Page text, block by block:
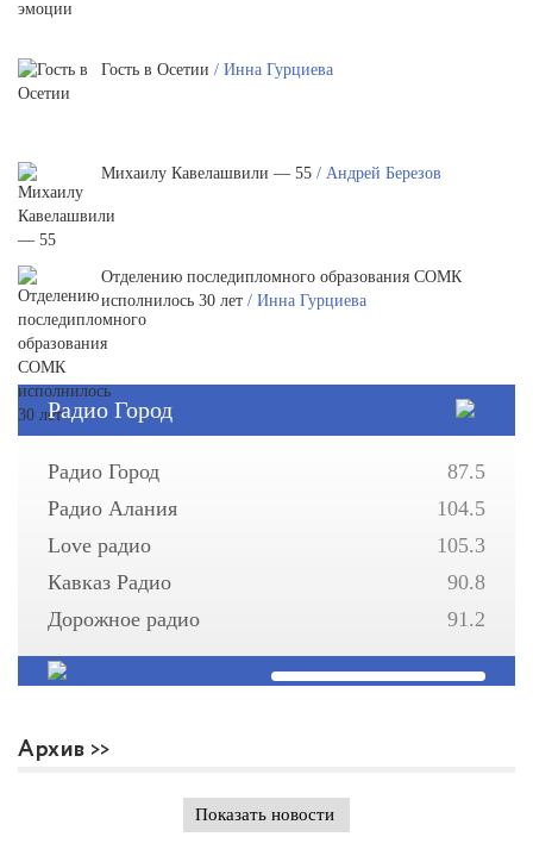
Гость в Осетии / Инна Гурциева
Михаилу Кавелашвили — 55 / Андрей Березов
Отделению последипломного образования СОМК
исполнилось 30 лет / Инна Гурциева
Радио Город
Радио Город
87.5
Радио Алания
104.5
Love радио
105.3
Кавказ Радио
90.8
Дорожное радио
91.2
Архив
Показать новости